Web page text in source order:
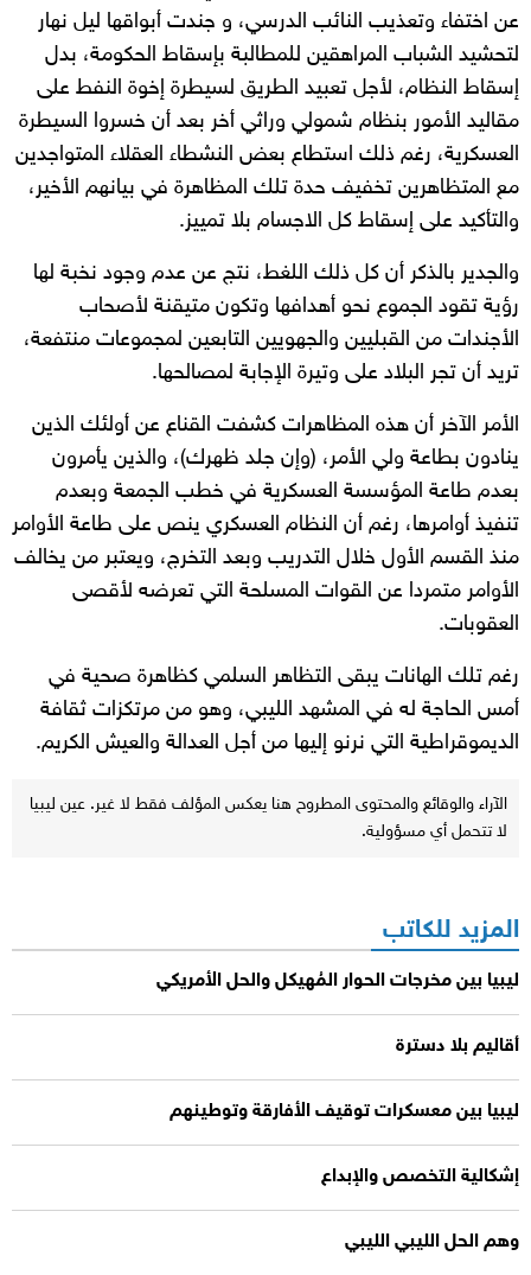
عن اختفاء وتعذيب النائب الدرسي، و جندت أبواقها ليل نهار
لتحشيد الشباب المراهقين للمطالبة بإسقاط الحكومة، بدل
إسقاط النظام، لأجل تعبيد الطريق لسيطرة إخوة النفط على
مقاليد الأمور بنظام شمولي وراثي أخر بعد أن خسروا السيطرة
العسكرية، رغم ذلك استطاع بعض النشطاء العقلاء المتواجدين
مع المتظاهرين تخفيف حدة تلك المظاهرة في بيانهم الأخير،
والتأكيد على إسقاط كل الاجسام بلا تمييز.
والجدير بالذكر أن كل ذلك اللغط، نتج عن عدم وجود نخبة لها
رؤية تقود الجموع نحو أهدافها وتكون متيقنة لأصحاب
الأجندات من القبليين والجهويين التابعين لمجموعات منتفعة،
تريد أن تجر البلاد على وتيرة الإجابة لمصالحها.
الأمر الآخر أن هذه المظاهرات كشفت القناع عن أولئك الذين
ينادون بطاعة ولي الأمر، (وإن جلد ظهرك)، والذين يأمرون
بعدم طاعة المؤسسة العسكرية في خطب الجمعة وبعدم
تنفيذ أوامرها، رغم أن النظام العسكري ينص على طاعة الأوامر
منذ القسم الأول خلال التدريب وبعد التخرج، ويعتبر من يخالف
الأوامر متمردا عن القوات المسلحة التي تعرضه لأقصى
العقوبات.
رغم تلك الهانات يبقى التظاهر السلمي كظاهرة صحية في
أمس الحاجة له في المشهد الليبي، وهو من مرتكزات ثقافة
الديموقراطية التي نرنو إليها من أجل العدالة والعيش الكريم.
الآراء والوقائع والمحتوى المطروح هنا يعكس المؤلف فقط لا غير. عين ليبيا
لا تتحمل أي مسؤولية.
المزيد للكاتب
ليبيا بين مخرجات الحوار المُهيكل والحل الأمريكي
أقاليم بلا دسترة
ليبيا بين معسكرات توقيف الأفارقة وتوطينهم
إشكالية التخصص والإبداع
وهم الحل الليبي الليبي